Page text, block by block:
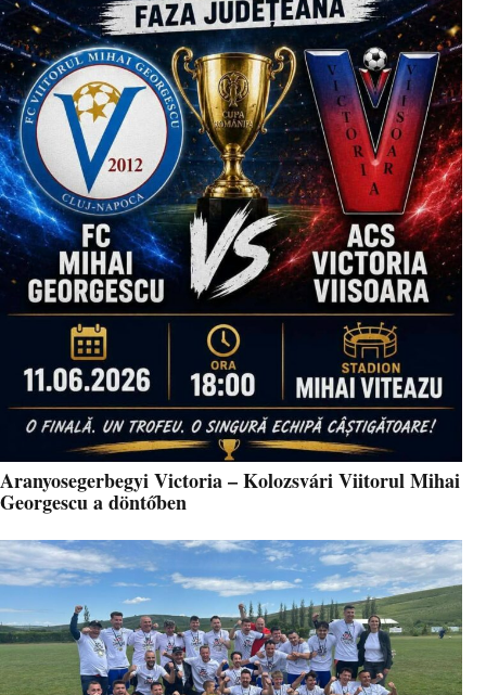
Aranyosegerbegyi Victoria – Kolozsvári Viitorul Mihai
Georgescu a döntőben